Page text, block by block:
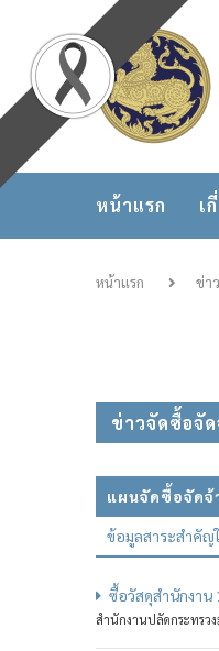
หน้าแรก เ
หน้าแรก ข่า
ข่าวจัดซื้อจัด
แผนจัดซื้อจัดจ้
ข้อมูลสาระสำคั
ซื้อวัสดุสำนักงาน
สำนักงานปลัดกระทรว